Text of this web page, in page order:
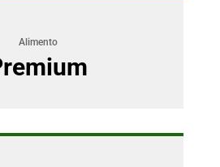
Alimento